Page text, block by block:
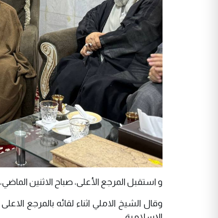
و استقبل المرجع الأعلى، صباح الاثنين
وقال الشيخ الاملي اثناء لقائه بالمرجع